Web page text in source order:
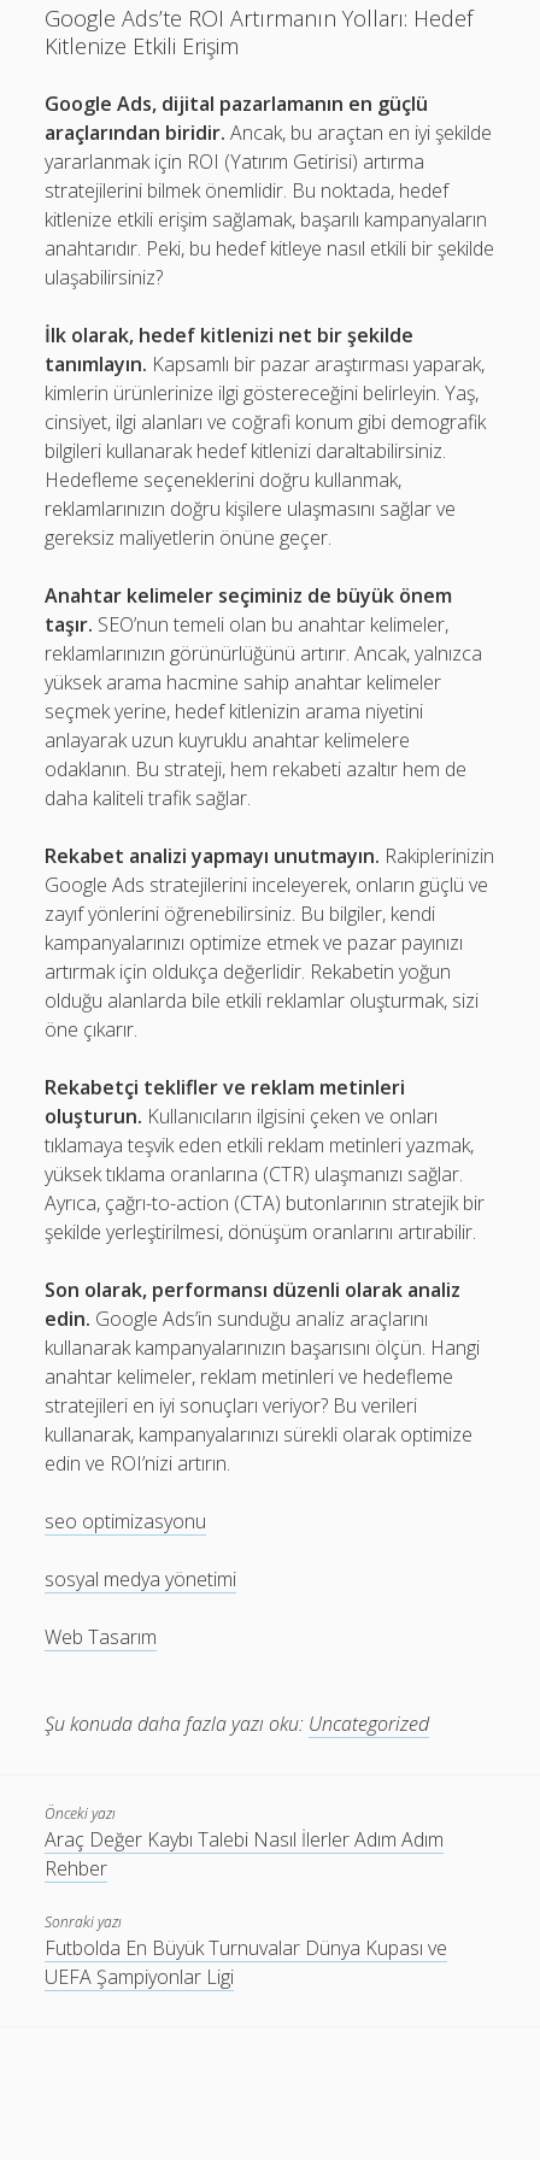
Google Ads’te ROI Artırmanın Yolları: Hedef
Kitlenize Etkili Erişim
Google Ads, dijital pazarlamanın en güçlü
araçlarından biridir. Ancak, bu araçtan en iyi şekilde
yararlanmak için ROI (Yatırım Getirisi) artırma
stratejilerini bilmek önemlidir. Bu noktada, hedef
kitlenize etkili erişim sağlamak, başarılı kampanyaların
anahtarıdır. Peki, bu hedef kitleye nasıl etkili bir şekilde
ulaşabilirsiniz?
İlk olarak, hedef kitlenizi net bir şekilde
tanımlayın. Kapsamlı bir pazar araştırması yaparak,
kimlerin ürünlerinize ilgi göstereceğini belirleyin. Yaş,
cinsiyet, ilgi alanları ve coğrafi konum gibi demografik
bilgileri kullanarak hedef kitlenizi daraltabilirsiniz.
Hedefleme seçeneklerini doğru kullanmak,
reklamlarınızın doğru kişilere ulaşmasını sağlar ve
gereksiz maliyetlerin önüne geçer.
Anahtar kelimeler seçiminiz de büyük önem
taşır. SEO’nun temeli olan bu anahtar kelimeler,
reklamlarınızın görünürlüğünü artırır. Ancak, yalnızca
yüksek arama hacmine sahip anahtar kelimeler
seçmek yerine, hedef kitlenizin arama niyetini
anlayarak uzun kuyruklu anahtar kelimelere
odaklanın. Bu strateji, hem rekabeti azaltır hem de
daha kaliteli trafik sağlar.
Rekabet analizi yapmayı unutmayın. Rakiplerinizin
Google Ads stratejilerini inceleyerek, onların güçlü ve
zayıf yönlerini öğrenebilirsiniz. Bu bilgiler, kendi
kampanyalarınızı optimize etmek ve pazar payınızı
artırmak için oldukça değerlidir. Rekabetin yoğun
olduğu alanlarda bile etkili reklamlar oluşturmak, sizi
öne çıkarır.
Rekabetçi teklifler ve reklam metinleri
oluşturun. Kullanıcıların ilgisini çeken ve onları
tıklamaya teşvik eden etkili reklam metinleri yazmak,
yüksek tıklama oranlarına (CTR) ulaşmanızı sağlar.
Ayrıca, çağrı-to-action (CTA) butonlarının stratejik bir
şekilde yerleştirilmesi, dönüşüm oranlarını artırabilir.
Son olarak, performansı düzenli olarak analiz
edin. Google Ads’in sunduğu analiz araçlarını
kullanarak kampanyalarınızın başarısını ölçün. Hangi
anahtar kelimeler, reklam metinleri ve hedefleme
stratejileri en iyi sonuçları veriyor? Bu verileri
kullanarak, kampanyalarınızı sürekli olarak optimize
edin ve ROI’nizi artırın.
seo optimizasyonu
sosyal medya yönetimi
Web Tasarım
Şu konuda daha fazla yazı oku: Uncategorized
Önceki yazı
Araç Değer Kaybı Talebi Nasıl İlerler Adım Adım
Rehber
Sonraki yazı
Futbolda En Büyük Turnuvalar Dünya Kupası ve
UEFA Şampiyonlar Ligi